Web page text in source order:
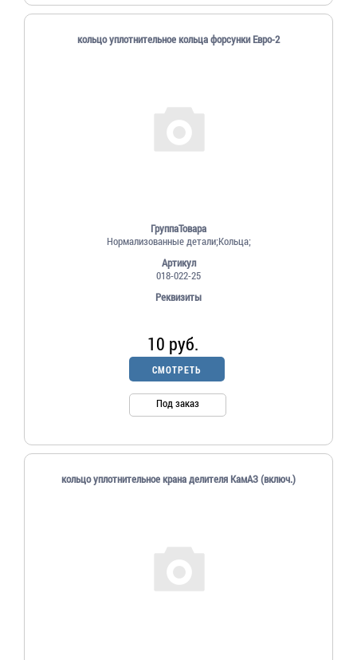
кольцо уплотнительное кольца форсунки Евро-2
ГруппаТовара
Нормализованные детали;Кольца;
Артикул
018-022-25
Реквизиты
10 руб.
СМОТРЕТЬ
Под заказ
кольцо уплотнительное крана делителя КамАЗ (включ.)